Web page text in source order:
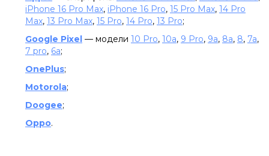
iPhone 16 Pro Max, iPhone 16 Pro, 15 Pro Max, 14 Pro
Max, 13 Pro Max, 15 Pro, 14 Pro, 13 Pro;
Google Pixel — модели 10 Pro, 10a, 9 Pro, 9a, 8a, 8, 7a,
7 pro, 6a;
OnePlus;
Motorola;
Doogee;
Oppo.